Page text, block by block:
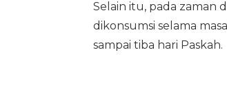
Selain itu, pada
dikonsumsi selama
sampai tiba hari Paskah.